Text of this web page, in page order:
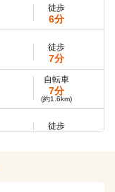
(約1.5km)
自転車
10分
(約2.3km)
徒歩
20分
電車
徒歩
6分
徒歩
7分
自転車
7分
(約1.6km)
徒歩